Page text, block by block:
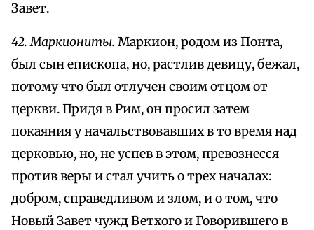
Завет.
42. Маркиониты. Маркион, родом из Понта,
был сын епископа, но, растлив девицу, бежал,
потому что был отлучен своим отцом от
церкви. Придя в Рим, он просил затем
покаяния у начальствовавших в то время над
церковью, но, не успев в этом, превознесся
против веры и стал учить о трех началах:
добром, справедливом и злом, и о том, что
Новый Завет чужд Ветхого и Говорившего в